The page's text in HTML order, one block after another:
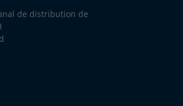
de distribution de